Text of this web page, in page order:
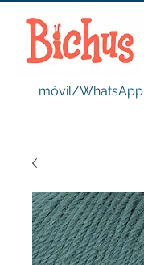
móvil/WhatsApp